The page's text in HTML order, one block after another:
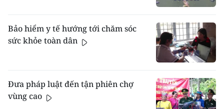
Bảo hiểm y tế hướng tới chăm sóc
sức khỏe toàn dân
Đưa pháp luật đến tận phiên chợ
vùng cao